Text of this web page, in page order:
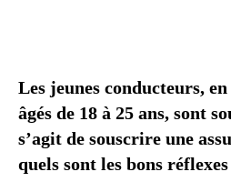
Les jeunes conducteurs,
âgés de 18 à 25 ans, sont
s’agit de souscrire une
quels sont les bons